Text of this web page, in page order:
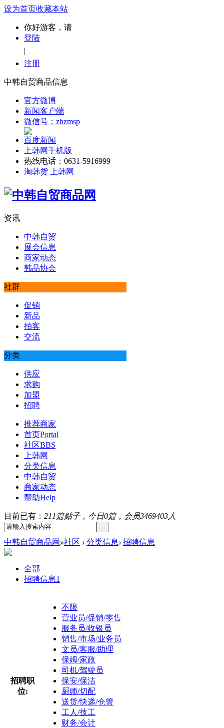
设为首页收藏本站
你好游客，请
登陆
|
注册
中韩自贸商品信息
官方微博
新闻客户端
微信号：zhzmsp
百度新闻
上韩网手机版
热线电话：0631-5916999
淘韩货 上韩网
资讯
中韩自贸
展会信息
商家动态
韩品协会
社群
促销
新品
拍客
交流
分类
供应
求购
加盟
招聘
推荐商家
首页Portal
社区BBS
上韩网
分类信息
中韩自贸
商家动态
帮助Help
目前已有： 211篇贴子，今日0篇，会员3469403人
中韩自贸商品网 »社区 › 分类信息› 招聘信息
全部
招聘信息1
招聘职
位:
不限
营业员/促销/零售
服务员/收银员
销售/市场/业务员
文员/客服/助理
保姆/家政
司机/驾驶员
保安/保洁
厨师/切配
送货/快递/仓管
工人/技工
财务/会计